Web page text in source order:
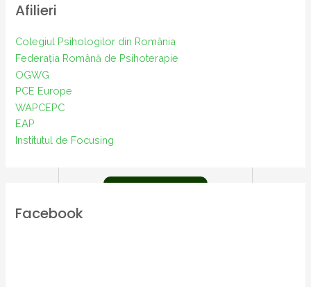
Procedură. Obținerea
Afilieri
Colegiul Psihologilor din România
Federația Română de Psihoterapie
OGWG
PCE Europe
WAPCEPC
EAP
Institutul de Focusing
Facebook